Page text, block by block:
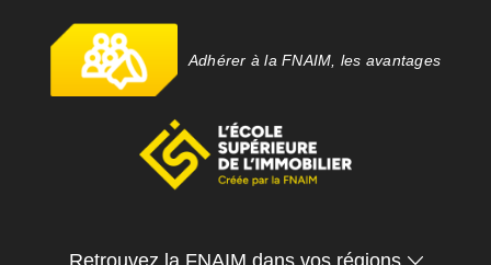
Adhérer à la FNAIM, les avantages